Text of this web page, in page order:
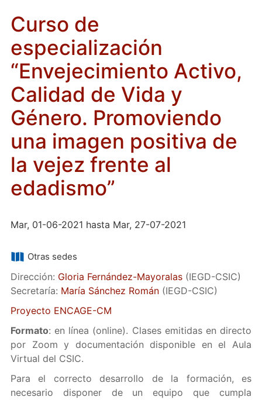
Curso de
especialización
“Envejecimiento Activo,
Calidad de Vida y
Género. Promoviendo
una imagen positiva de
la vejez frente al
edadismo”
Mar, 01-06-2021 hasta Mar, 27-07-2021
Otras sedes
Dirección: Gloria Fernández-Mayoralas(IEGD-CSIC)
Secretaría: María Sánchez Román(IEGD-CSIC)
Proyecto ENCAGE-CM
Formato: en línea (online). Clases emitidas en directo
por Zoom y documentación disponible en el Aula
Virtual del CSIC.
Para el correcto desarrollo de la formación, es
necesario disponer de un equipo que cumpla